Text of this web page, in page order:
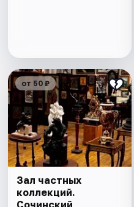
от 50 ₽
Зал частных
коллекций.